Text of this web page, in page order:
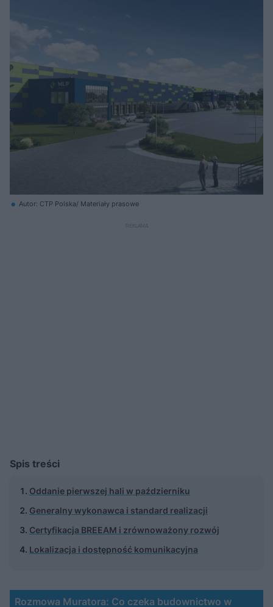
Autor: CTP Polska/ Materiały prasowe
Spis treści
Oddanie pierwszej hali w październiku
Generalny wykonawca i standard realizacji
Certyfikacja BREEAM i zrównoważony rozwój
Lokalizacja i dostępność komunikacyjna
Rozmowa Muratora: Co czeka budownictwo w